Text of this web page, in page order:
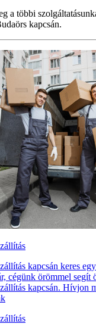
a többi
kapcsán.
kapcsán keres
cégünk örömmel segít
kapcsán. Hívjon